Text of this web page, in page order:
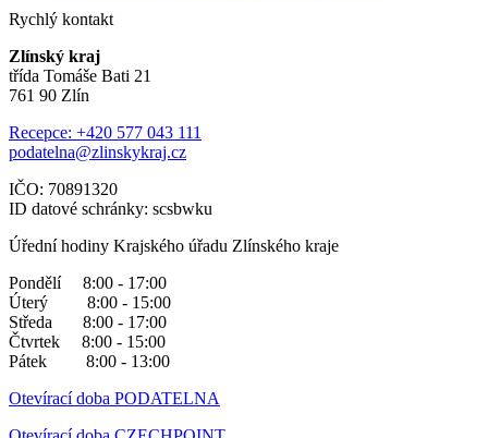
Rychlý kontakt
Zlínský kraj
třída Tomáše Bati 21
761 90 Zlín
Recepce: +420 577 043 111
podatelna@zlinskykraj.cz
IČO: 70891320
ID datové schránky: scsbwku
Úřední hodiny Krajského úřadu Zlínského kraje
Pondělí 8:00 - 17:00
Úterý 8:00 - 15:00
Středa 8:00 - 17:00
Čtvrtek 8:00 - 15:00
Pátek 8:00 - 13:00
Otevírací doba PODATELNA